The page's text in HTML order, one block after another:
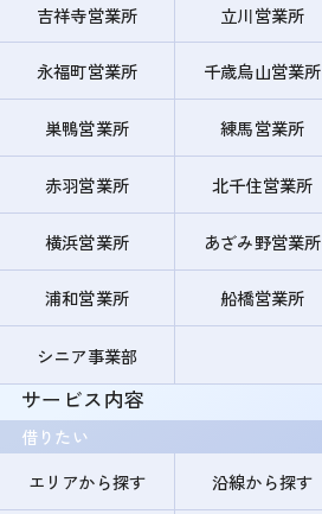
吉祥寺営業所 立川営業所
永福町営業所 千歳烏山営業所
巣鴨営業所 練馬営業所
赤羽営業所 北千住営業所
横浜営業所 あざみ野営業所
浦和営業所 船橋営業所
シニア事業部
サービス内容
借りたい
エリアから探す
沿線から探す